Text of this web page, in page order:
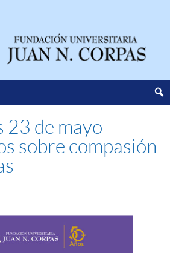
23 de mayo
sobre compasión